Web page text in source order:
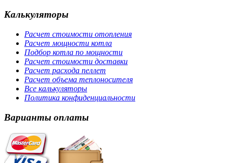
Калькуляторы
Расчет стоимости отопления
Расчет мощности котла
Подбор котла по мощности
Расчет стоимости доставки
Расчет расхода пеллет
Расчет объема теплоносителя
Все калькуляторы
Политика конфиденциальности
Варианты оплаты